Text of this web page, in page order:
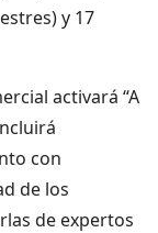
y 17
activará “A
con
de los
de expertos